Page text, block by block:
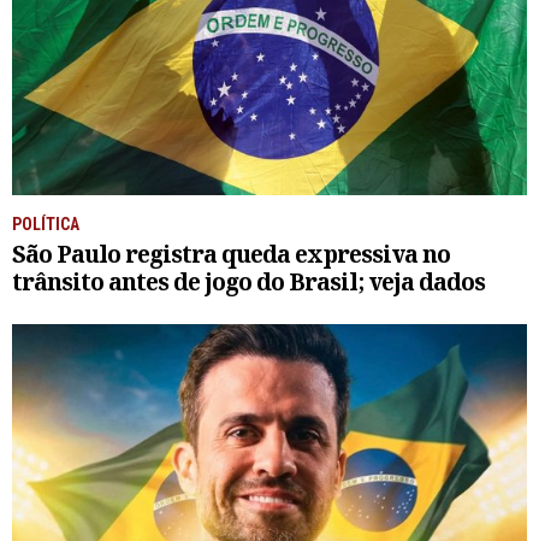
POLÍTICA
São Paulo registra queda expressiva no
trânsito antes de jogo do Brasil; veja dados